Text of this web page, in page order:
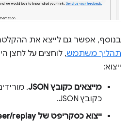
בנוסף, אפשר גם לייצא את
תהליך משתמש
ייצוא:
מייצאים כקובץ JSON
.
כקובץ JSON.
ייצוא כסקריפט של ‎ @puppeteer/replay